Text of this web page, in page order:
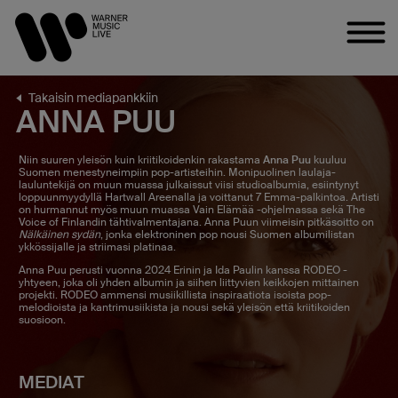
Takaisin mediapankkiin
ANNA PUU
Niin suuren yleisön kuin kriitikoidenkin rakastama Anna Puu kuuluu
Suomen menestyneimpiin pop-artisteihin. Monipuolinen laulaja-
lauluntekijä on muun muassa julkaissut viisi studioalbumia, esiintynyt
loppuunmyydyllä Hartwall Areenalla ja voittanut 7 Emma-palkintoa. Artisti
on hurmannut myös muun muassa Vain Elämää -ohjelmassa sekä The
Voice of Finlandin tähtivalmentajana. Anna Puun viimeisin pitkäsoitto on
Nälkäinen sydän, jonka elektroninen pop nousi Suomen albumilistan
ykkössijalle ja striimasi platinaa.
Anna Puu perusti vuonna 2024 Erinin ja Ida Paulin kanssa RODEO -
yhtyeen, joka oli yhden albumin ja siihen liittyvien keikkojen mittainen
projekti. RODEO ammensi musiikillista inspiraatiota isoista pop-
melodioista ja kantrimusiikista ja nousi sekä yleisön että kriitikoiden
suosioon.
MEDIAT